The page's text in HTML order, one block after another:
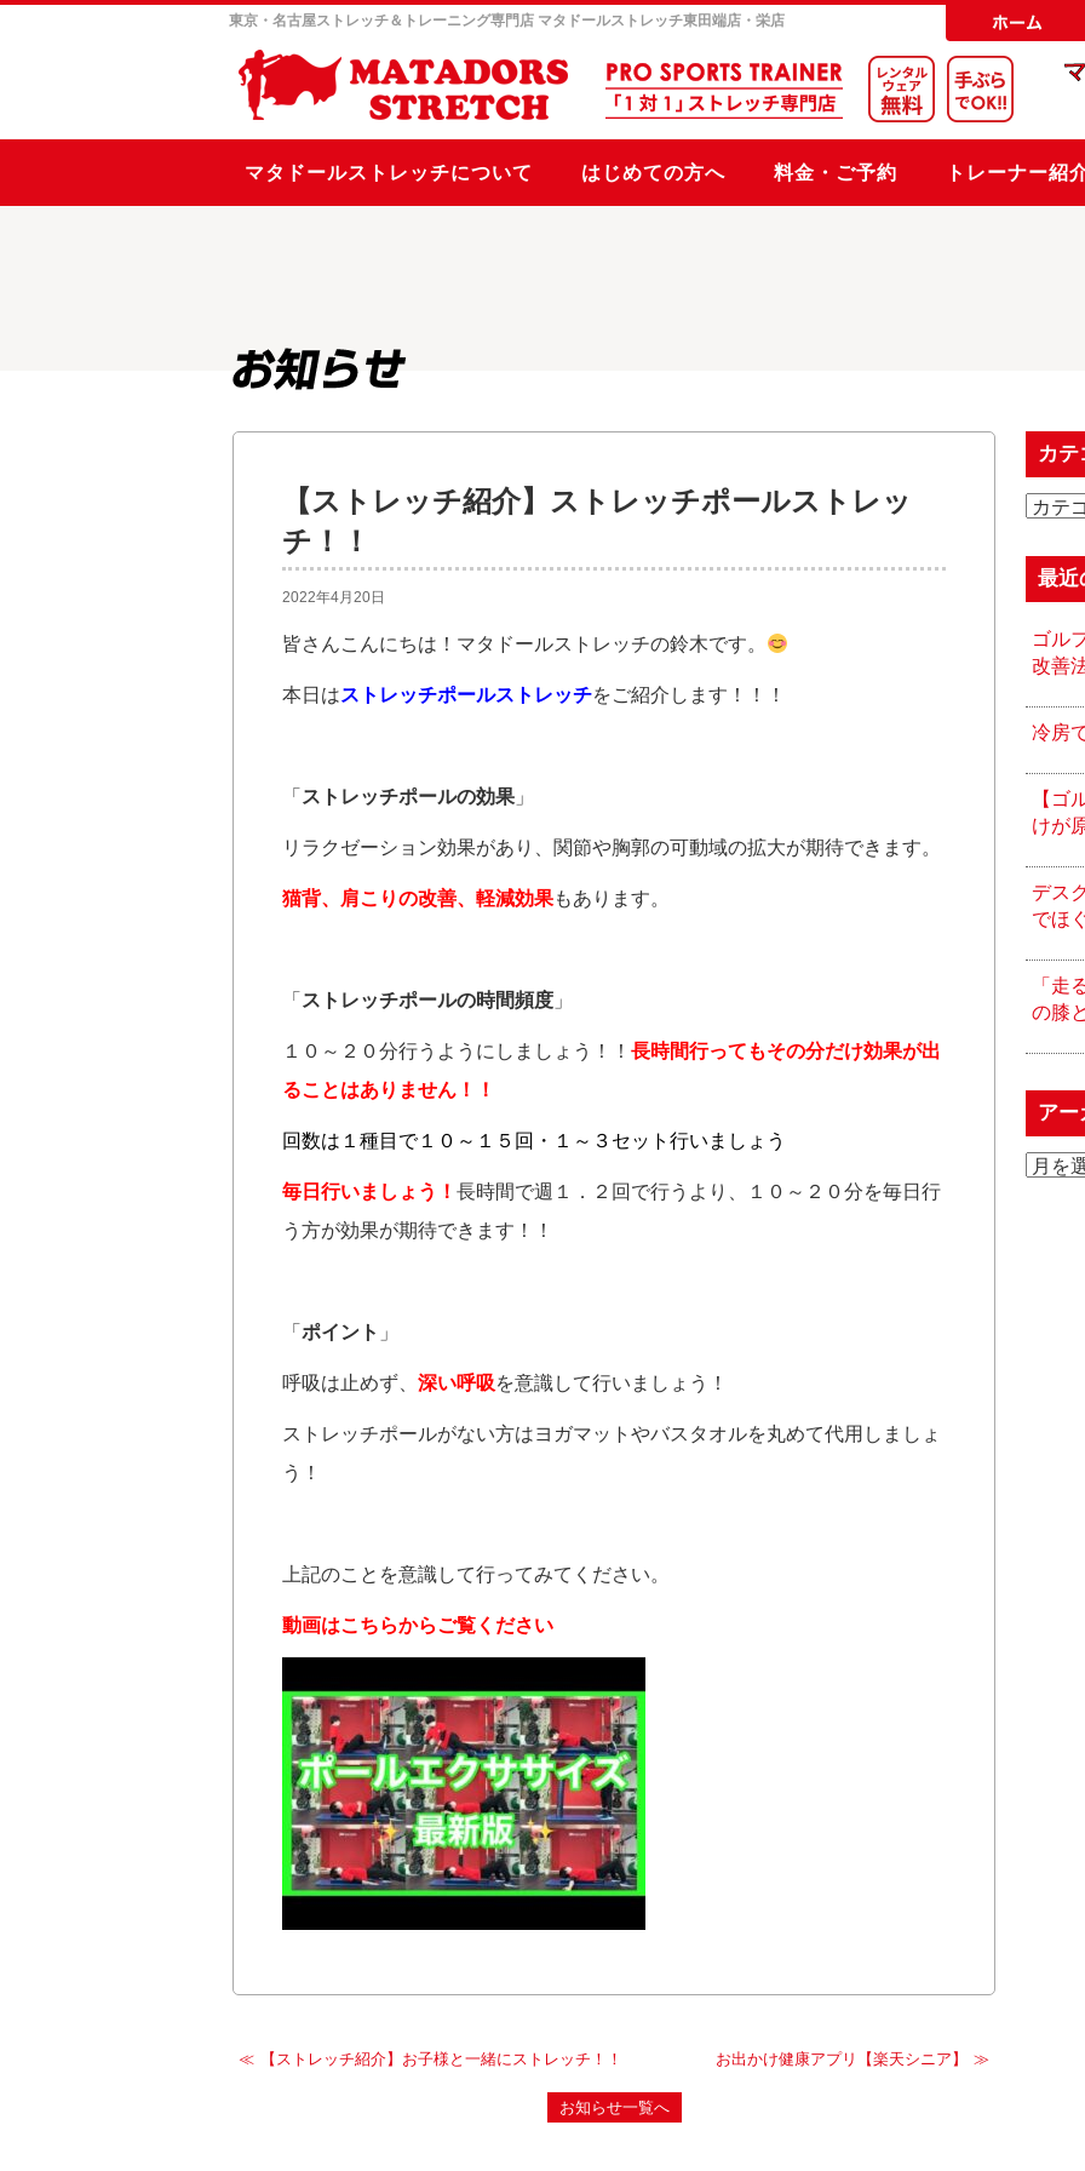
東京・名古屋ストレッチ＆トレーニング専門店 マタドールストレッチ東田端店・栄店
マタドールストレッチについて はじめての方へ 料金・ご予約 トレーナー紹
【ストレッチ紹介】ストレッチポールストレッ
チ！！
2022年4月20日
皆さんこんにちは！マタドールストレッチの鈴木です。
本日はストレッチポールストレッチをご紹介します！！！
「 ストレッチポールの効果 」
リラクゼーション効果があり、関節や胸郭の可動域の拡大が期待できます。
猫背、肩こりの改善、軽減効果もあります。
「 ストレッチポールの時間頻度 」
１０～２０分行うようにしましょう！！ 長時間行ってもその分だけ効果が出
ることはありません！！
回数は１種目で１０～１５回・１～３セット行いましょう
毎日行いましょう！ 長時間で週１．２回で行うより、１０～２０分を毎日行
う方が効果が期待できます！！
「 ポイント 」
呼吸は止めず、 深い呼吸を意識して行いましょう！
ストレッチポールがない方はヨガマットやバスタオルを丸めて代用しましょ
う！
上記のことを意識して行ってみてください。
動画はこちらからご覧ください
【ストレッチ紹介】お子様と一緒にストレッチ！！ お出かけ健康アプリ【楽天シニア】
お知らせ一覧へ
カテ
最近
ゴル
改善
冷房
【ゴ
けが
デス
でほ
「走
の膝
アー